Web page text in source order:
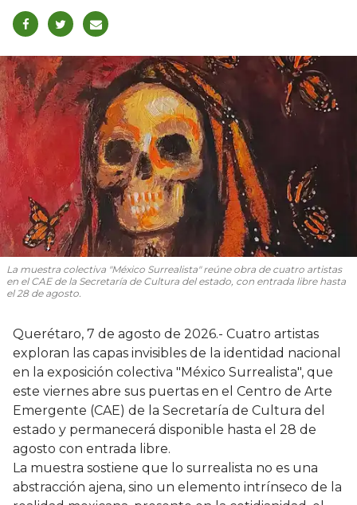
La muestra colectiva "México Surrealista" reúne obra de cuatro artistas
en el CAE de la Secretaría de Cultura del estado, con entrada libre hasta
el 28 de agosto.
Querétaro, 7 de agosto de 2026.- Cuatro artistas
exploran las capas invisibles de la identidad nacional
en la exposición colectiva "México Surrealista", que
este viernes abre sus puertas en el Centro de Arte
Emergente (CAE) de la Secretaría de Cultura del
estado y permanecerá disponible hasta el 28 de
agosto con entrada libre.
La muestra sostiene que lo surrealista no es una
abstracción ajena, sino un elemento intrínseco de la